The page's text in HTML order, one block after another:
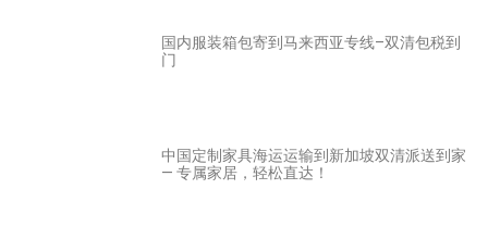
国内服装箱包寄到马来西亚专线–双清包税到
门
中国定制家具海运运输到新加坡双清派送到家
— 专属家居，轻松直达！